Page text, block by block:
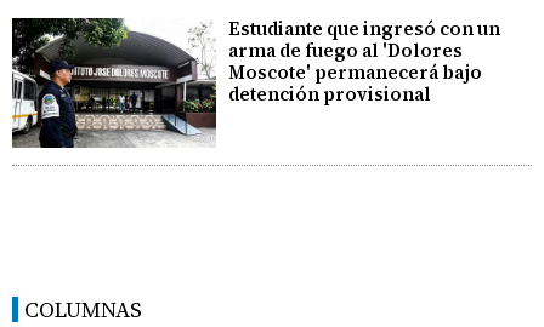
Estudiante que ingresó con un
arma de fuego al 'Dolores
Moscote' permanecerá bajo
detención provisional
COLUMNAS